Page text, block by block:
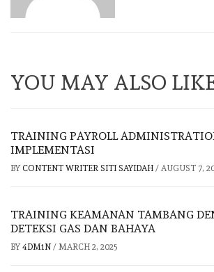
YOU MAY ALSO
TRAINING PAYROLL
IMPLEMENTASI
BY CONTENT WRITER SITI SAYIDAH / AUGUST 7,
TRAINING KEAMANAN TAMBANG
DETEKSI GAS DAN BAHAYA
BY 4DM1N / MARCH 2, 2025